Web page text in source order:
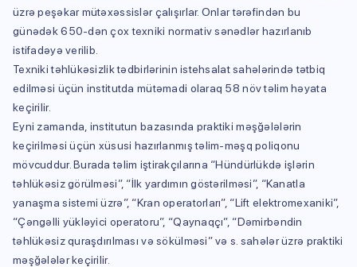
üzrə peşəkar mütəxəssislər çalışırlar. Onlar tərəfindən bu
günədək 650-dən çox texniki normativ sənədlər hazırlanıb
istifadəyə verilib.
Texniki təhlükəsizlik tədbirlərinin istehsalat sahələrində tətbiq
edilməsi üçün institutda mütəmadi olaraq 58 növ təlim həyata
keçirilir.
Eyni zamanda, institutun bazasında praktiki məşğələlərin
keçirilməsi üçün xüsusi hazırlanmış təlim-məşq poliqonu
mövcuddur. Burada təlim iştirakçılarına “Hündürlükdə işlərin
təhlükəsiz görülməsi”, “İlk yardımın göstərilməsi”, “Kanatla
yanaşma sistemi üzrə”, “Kran operatorları”, “Lift elektromexaniki”,
“Çəngəlli yükləyici operatoru”, “Qaynaqçı”, “Dəmirbəndin
təhlükəsiz quraşdırılması və sökülməsi” və s. sahələr üzrə praktiki
məşğələlər keçirilir.